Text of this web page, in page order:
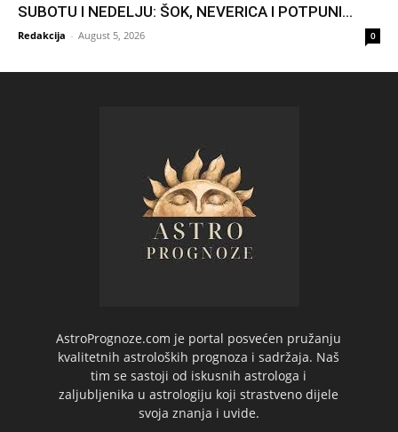
SUBOTU I NEDELJU: ŠOK, NEVERICA I POTPUNI...
Redakcija - August 5, 2026 0
AstroPrognoze.com je portal posvećen pružanju
kvalitetnih astroloških prognoza i sadržaja. Naš
tim se sastoji od iskusnih astrologa i
zaljubljenika u astrologiju koji strastveno dijele
svoja znanja i uvide.